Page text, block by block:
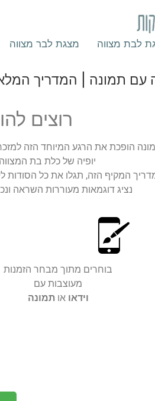
לבת מצווה מצגת לבר מצווה
עם תמונה | המדריך
רוצים
הופכת את הרגע המיוחד הזה
יופיה של כלת בת
המקיף הזה, תגלו את כל הסודות
נציג דוגמאות מעוררות השראה
בוחרים מתוך מבחר הזמנות
מעוצבות עם
וידאו אותמונה